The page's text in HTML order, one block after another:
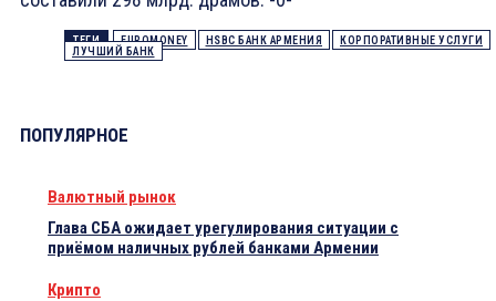
ТЕГИ EUROMONEY HSBC БАНК АРМЕНИЯ
КОРПОРАТИВНЫЕ УСЛУГИ
ЛУЧШИЙ БАНК
ПОПУЛЯРНОЕ
Валютный рынок
Глава СБА ожидает урегулирования ситуации с
приёмом наличных рублей банками Армении
Крипто